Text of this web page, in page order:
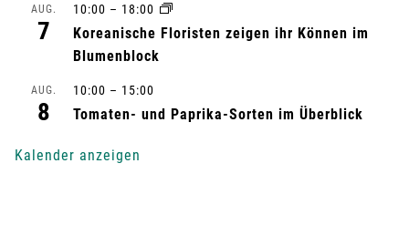
-
AUG.
7
10:00 – 18:00
Koreanische Floristen zeigen ihr Können im
Blumenblock
AUG.
8
10:00 – 15:00
Tomaten- und Paprika-Sorten im Überblick
Kalender anzeigen